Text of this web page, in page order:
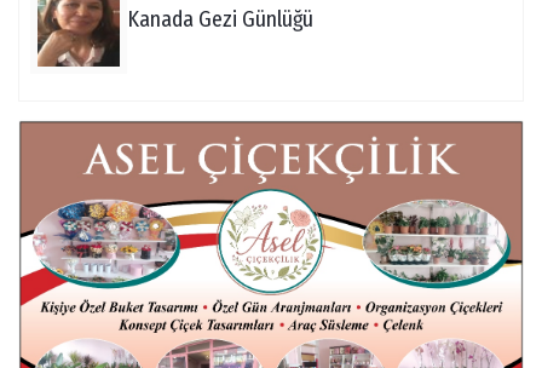
Kanada Gezi Günlüğü
Mert AKAR
Röportaj Serisi-46: Konuk =Prof.Dr.Hakan
Atalay (Psikanaliz)
Hüseyin TUNÇAY
Gökçeada Gezimiz-IV